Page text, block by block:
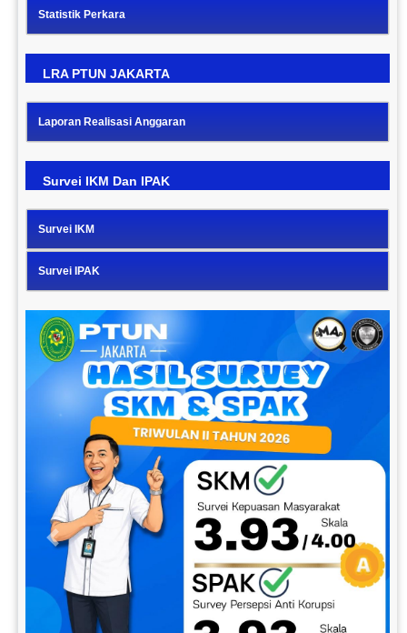
Statistik Perkara
LRA PTUN JAKARTA
Laporan Realisasi Anggaran
Survei IKM Dan IPAK
Survei IKM
Survei IPAK
Previous Next